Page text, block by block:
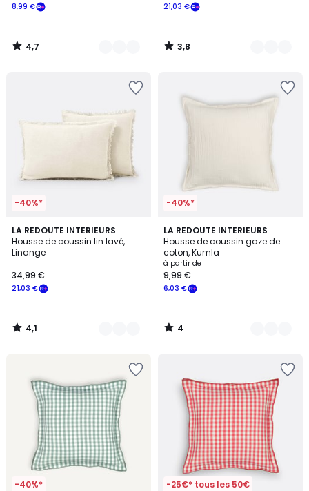
8,99 €
4,7
/
21,03 €
3,8
/
-40%*
LA REDOUTE INTERIEURS
Housse de coussin lin lavé,
Linange
21,03 €
34,99 €
4,1
/ 5
5
Couleurs
4,1
/
-40%*
LA REDOUTE INTERIEURS
Housse de coussin gaze de
coton, Kumla
à partir de
6,03 €
9,99 €
4
/
5
8
Couleurs
4
/
-40%* -25€* tous les 50€